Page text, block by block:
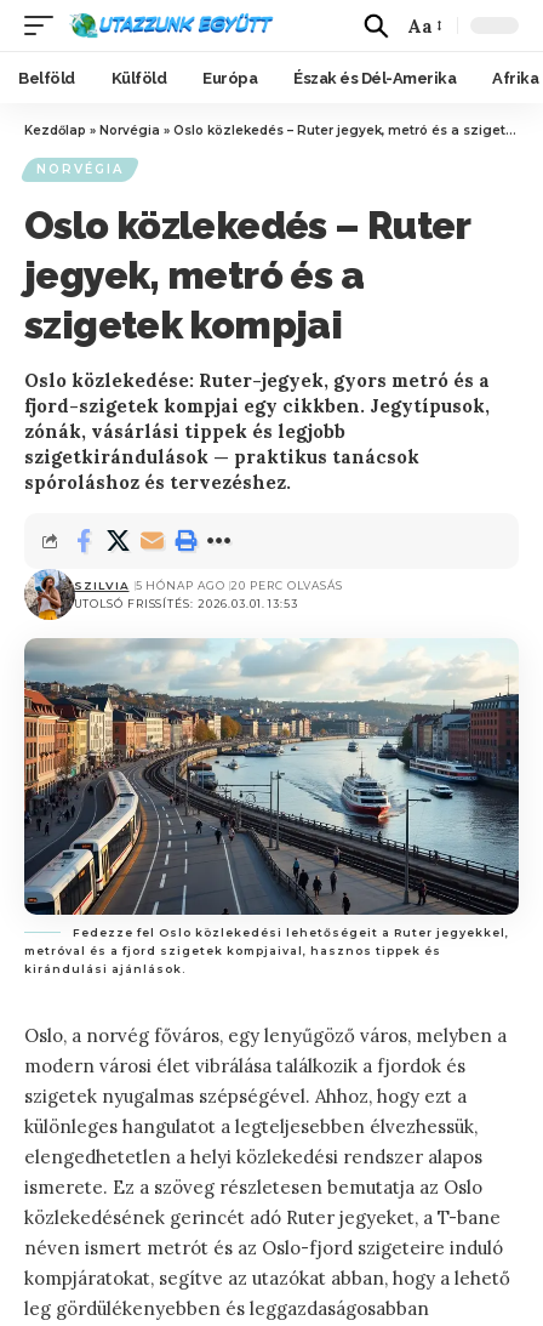
Aa
Belföld Külföld Európa Észak és Dél-Amerika Afrika
Kezdőlap » Norvégia » Oslo közlekedés – Ruter jegyek, metró és a szigetek kompjai
NORVÉGIA
Oslo közlekedés – Ruter
jegyek, metró és a
szigetek kompjai
Oslo közlekedése: Ruter-jegyek, gyors metró és a
fjord-szigetek kompjai egy cikkben. Jegytípusok,
zónák, vásárlási tippek és legjobb
szigetkirándulások — praktikus tanácsok
spóroláshoz és tervezéshez.
UTOLSÓ FRISSÍTÉS: 2026.03.01. 13:53
SZILVIA 5 HÓNAP AGO 20 PERC OLVASÁS
Fedezze fel Oslo közlekedési lehetőségeit a Ruter jegyekkel,
metróval és a fjord szigetek kompjaival, hasznos tippek és
kirándulási ajánlások.
Oslo, a norvég főváros, egy lenyűgöző város, melyben a
modern városi élet vibrálása találkozik a fjordok és
szigetek nyugalmas szépségével. Ahhoz, hogy ezt a
különleges hangulatot a legteljesebben élvezhessük,
elengedhetetlen a helyi közlekedési rendszer alapos
ismerete. Ez a szöveg részletesen bemutatja az Oslo
közlekedésének gerincét adó Ruter jegyeket, a T-bane
néven ismert metrót és az Oslo-fjord szigeteire induló
kompjáratokat, segítve az utazókat abban, hogy a lehető
leg gördülékenyebben és leggazdaságosabban